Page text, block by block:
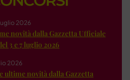
2026
novità dalla Gazzetta Ufficiale
3 e 7 luglio 2026
2026
ultime novità dalla Gazzetta